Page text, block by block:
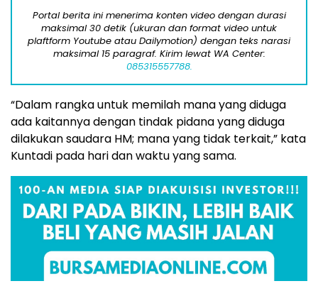
Portal berita ini menerima konten video dengan durasi
maksimal 30 detik (ukuran dan format video untuk
plaftform Youtube atau Dailymotion) dengan teks narasi
maksimal 15 paragraf. Kirim lewat WA Center:
085315557788.
“Dalam rangka untuk memilah mana yang diduga
ada kaitannya dengan tindak pidana yang diduga
dilakukan saudara HM; mana yang tidak terkait,” kata
Kuntadi pada hari dan waktu yang sama.